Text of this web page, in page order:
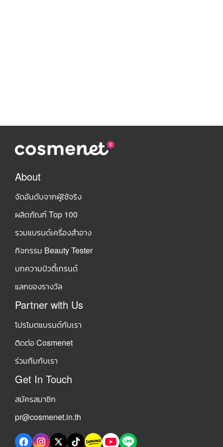
About
จัดอันดับจากผู้ใช้จริง
ผลิตภัณฑ์ Top 100
รวมแบรนด์เครื่องสำอาง
กิจกรรม Beauty Tester
บทความบิวตี้เทรนด์
แลกของรางวัล
Partner with Us
โปรโมตแบรนด์กับเรา
ติดต่อ Cosmenet
ร่วมทีมกับเรา
Get In Touch
สมัครสมาชิก
pr@cosmenet.in.th